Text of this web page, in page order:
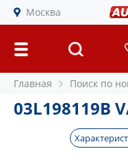
Москва
Главная Поиск по
03L198119B